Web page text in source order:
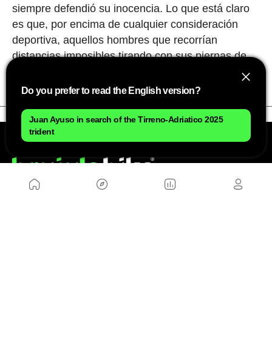
siempre defendió su inocencia. Lo que está claro
es que, por encima de cualquier consideración
deportiva, aquellos hombres que recorrían
distancias imposibles tirando con sus piernas de
Do you prefer to read the English version?
Juan Ayuso in search of the Tirreno-Adriatico 2025
trident